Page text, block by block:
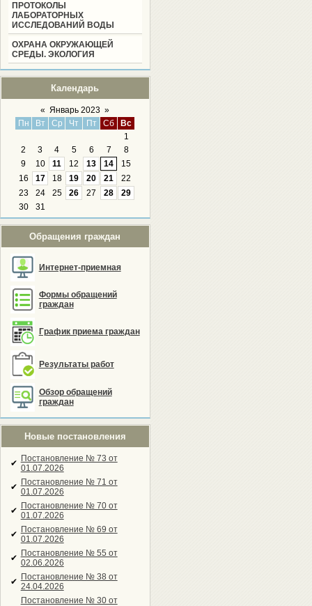
ПРОТОКОЛЫ
ЛАБОРАТОРНЫХ
ИССЛЕДОВАНИЙ ВОДЫ
ОХРАНА ОКРУЖАЮЩЕЙ
СРЕДЫ. ЭКОЛОГИЯ
Календарь
« Январь 2023 »
Пн
Вт Ср Чт Пт Сб
Вс
1
2
3 4 5 6 7
8
9
10 11 12 13 14
15
16
17 18 19 20 21
22
23
24 25 26 27 28
29
30
31
Обращения граждан
Интернет-приемная
Формы обращений
граждан
График приема граждан
Результаты работ
Обзор обращений
граждан
Новые постановления
✔ Постановление № 73 от
01.07.2026
✔ Постановление № 71 от
01.07.2026
✔ Постановление № 70 от
01.07.2026
✔ Постановление № 69 от
01.07.2026
✔ Постановление № 55 от
02.06.2026
✔ Постановление № 38 от
24.04.2026
Постановление № 30 от